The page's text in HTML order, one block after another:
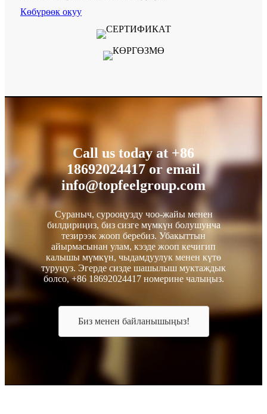
Көбүрөөк окуу
Call us today at +86
18692024417 or email
info@topfeelgroup.com
Сураныч, сурооңузду чоо-жайы менен
билдириңиз, биз сизге мүмкүн болушунча
тезирээк жооп беребиз. Убакыттын
айырмасынан улам, кээде жооп кечигип
калышы мүмкүн, чыдамдуулук менен күтө
туруңуз. Эгерде сизде шашылыш муктаждык
болсо, +86 18692024417 номерине чалыңыз.
Биз менен байланышыңыз!